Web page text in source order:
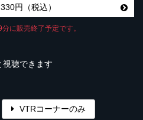
円（税込）
に販売終了予定です。
視聴できます
VTRコーナーのみ